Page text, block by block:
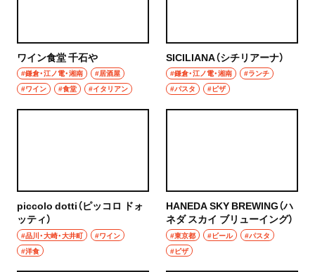
大宮・浦和
浦和
飯能
所沢
入間
鍋
ご当地グルメ
居酒屋・バー
日本酒
焼酎
立ち飲み
ワイン食堂 千石や
#鎌倉・江ノ電・湘南
#居酒屋
#ワイン
#食堂 #イタリアン
SICILIANA（シチリアーナ）
#鎌倉・江ノ電・湘南
#ランチ
#パスタ
#ピザ
piccolo dotti（ピッコロ ドォ
ッティ）
#品川・大崎・大井町
#ワイン
#洋食
HANEDA SKY BREWING（ハ
ネダ スカイ ブリューイング）
#東京都 #ビール
#パスタ
#ピザ